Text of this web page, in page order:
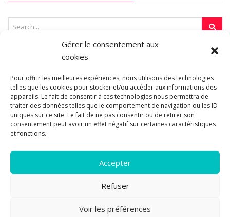
Gérer le consentement aux
cookies
Pour offrir les meilleures expériences, nous utilisons des technologies
telles que les cookies pour stocker et/ou accéder aux informations des
appareils. Le fait de consentir à ces technologies nous permettra de
traiter des données telles que le comportement de navigation ou les ID
uniques sur ce site. Le fait de ne pas consentir ou de retirer son
consentement peut avoir un effet négatif sur certaines caractéristiques
et fonctions.
Accepter
Refuser
Voir les préférences
SUR LA TOILE…
Blogroll
de cookies.